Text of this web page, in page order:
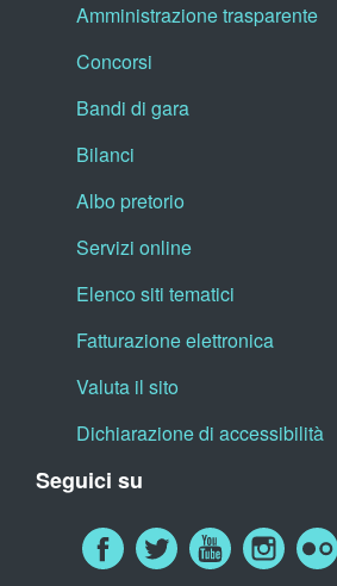
Amministrazione trasparente
Concorsi
Bandi di gara
Bilanci
Albo pretorio
Servizi online
Elenco siti tematici
Fatturazione elettronica
Valuta il sito
Dichiarazione di accessibilità
Seguici su